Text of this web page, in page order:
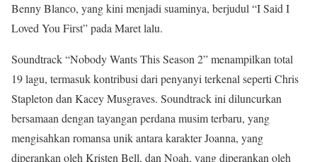
Benny Blanco, yang kini menjadi suaminya, berjudul “I Said I
Loved You First” pada Maret lalu.
Soundtrack “Nobody Wants This Season 2” menampilkan total
19 lagu, termasuk kontribusi dari penyanyi terkenal seperti Chris
Stapleton dan Kacey Musgraves. Soundtrack ini diluncurkan
bersamaan dengan tayangan perdana musim terbaru, yang
mengisahkan romansa unik antara karakter Joanna, yang
diperankan oleh Kristen Bell, dan Noah, yang diperankan oleh